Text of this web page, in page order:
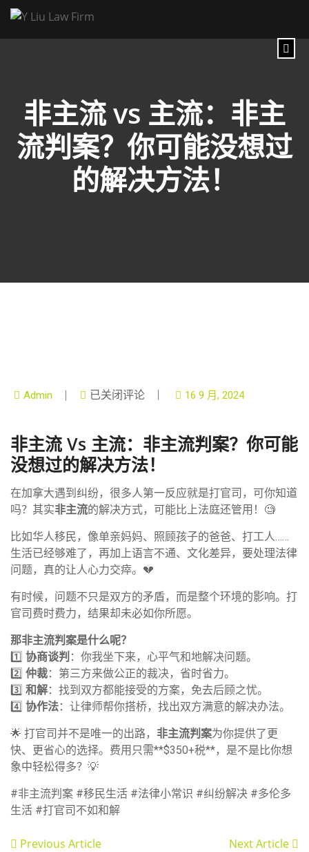
非主流 vs 主流：非主
流判案？你可能没想过
的解决方法！
Admin 已关闭评论 16 9 月, 2024
非主流 Vs 主流：非主流判案？你可能
没想过的解决方法！
在加拿大遇到纠纷，很多人第一反应就是打官司，可你知道
吗？其实非主流的解决方式，可能比上法庭还管用！🧐
比如华人移民，像单亲妈妈、照顾孩子的爸爸、打工人……
生活已经够难了，再加上语言不通、文化差异，要处理法律
问题，真的让人心力交瘁。💔
有时候，问题不只是双方的矛盾，而是整个环境的影响。打
官司费时费力，结果却未必如你所愿。
那非主流判案是什么呢？
1️⃣ 协商谈判 ：你我坐下来，心平气和地解决问题。
2️⃣ 仲裁：第三方来做公正的裁决，省时省力。
3️⃣ 和解：找到双方都能接受的方案，免去后顾之忧。
4️⃣ 协作法：让律师帮你搭桥，找出双方满意的解决办法。
🌟 打官司并不是唯一的出路， 非主流判案为你提供了更
快、更省心的选择。费用只需**$350+税**，是不是比你想
象中轻松得多？💡
#非主流判案 #移民生活 #法律小常识 #纠纷解决 #多伦多
生活 #打官司不如和解
Previous Article Next Article